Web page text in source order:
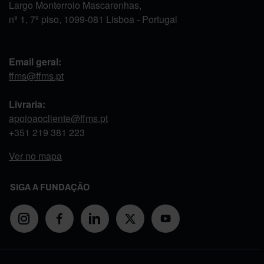
Largo Monterroio Mascarenhas,
nº 1, 7º piso, 1099-081 Lisboa - Portugal
Email geral:
ffms@ffms.pt
Livraria:
apoioaocliente@ffms.pt
+351 219 381 223
Ver no mapa
SIGA A FUNDAÇÃO